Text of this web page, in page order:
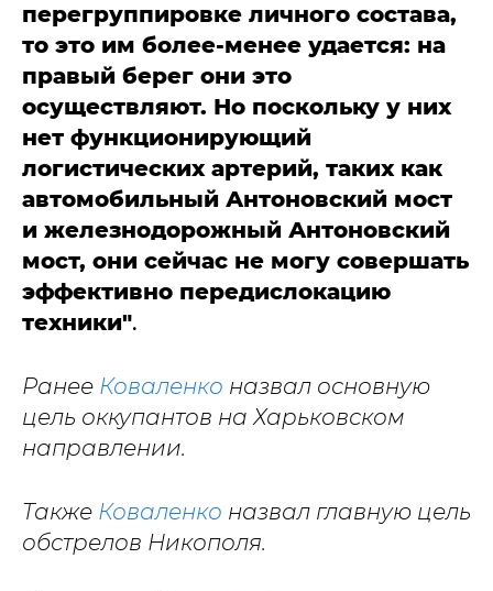
перегруппировке личного состава,
то это им более-менее удается: на
правый берег они это
осуществляют. Но поскольку у них
нет функционирующий
логистических артерий, таких как
автомобильный Антоновский мост
и железнодорожный Антоновский
мост, они сейчас не могу совершать
эффективно передислокацию
техники".
Ранее Коваленко назвал основную
цель оккупантов на Харьковском
направлении.
Также Коваленко назвал главную цель
обстрелов Никополя.